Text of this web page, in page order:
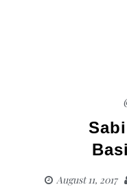
August 11, 2017